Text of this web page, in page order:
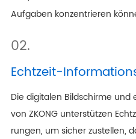
Aufgaben konzentrieren
02.
Echtzeit-
Die digitalen Bildschirme und
von ZKONG unterstützen
rungen, um sicher zustellen,